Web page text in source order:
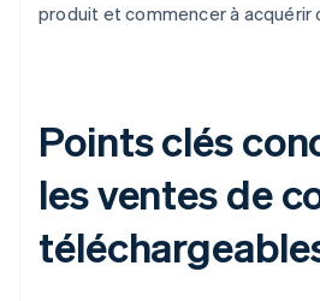
produit et commencer à acquérir
Points clés
les ventes de